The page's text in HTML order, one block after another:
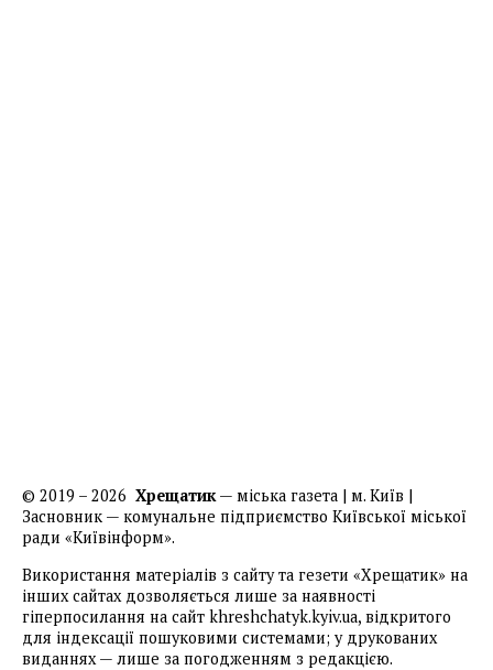
© 2019 – 2026 Хрещатик— міська газета | м. Київ |
Засновник — комунальне підприємство Київської міської
ради «Київінформ».
Використання матеріалів з сайту та гезети «Хрещатик» на
інших сайтах дозволяється лише за наявності
гіперпосилання на сайт khreshchatyk.kyiv.ua, відкритого
для індексації пошуковими системами; у друкованих
виданнях — лише за погодженням з редакцією.